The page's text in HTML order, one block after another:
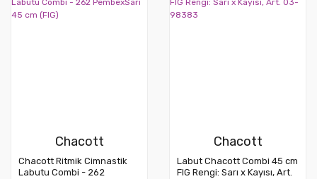
Chacott
Chacott Ritmik Cimnastik
Labutu Combi - 262
Chacott
Labut Chacott Combi 45 cm
FIG Rengi: Sarı x Kayısı, Art.